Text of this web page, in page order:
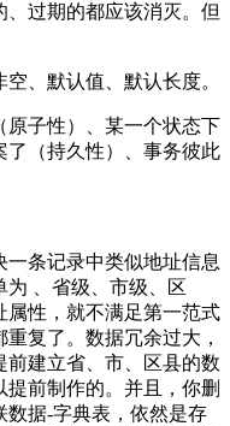
过期的都应该消灭。但
、默认值、默认长度。
原子性）、某一个状态下
了（持久性）、事务彼此
条记录中类似地址信息
为 、省级、市级、区
属性，就不满足第一范式
复了。数据冗余过大，
前建立省、市、区县的数
前制作的。并且，你删
数据-字典表，依然是存